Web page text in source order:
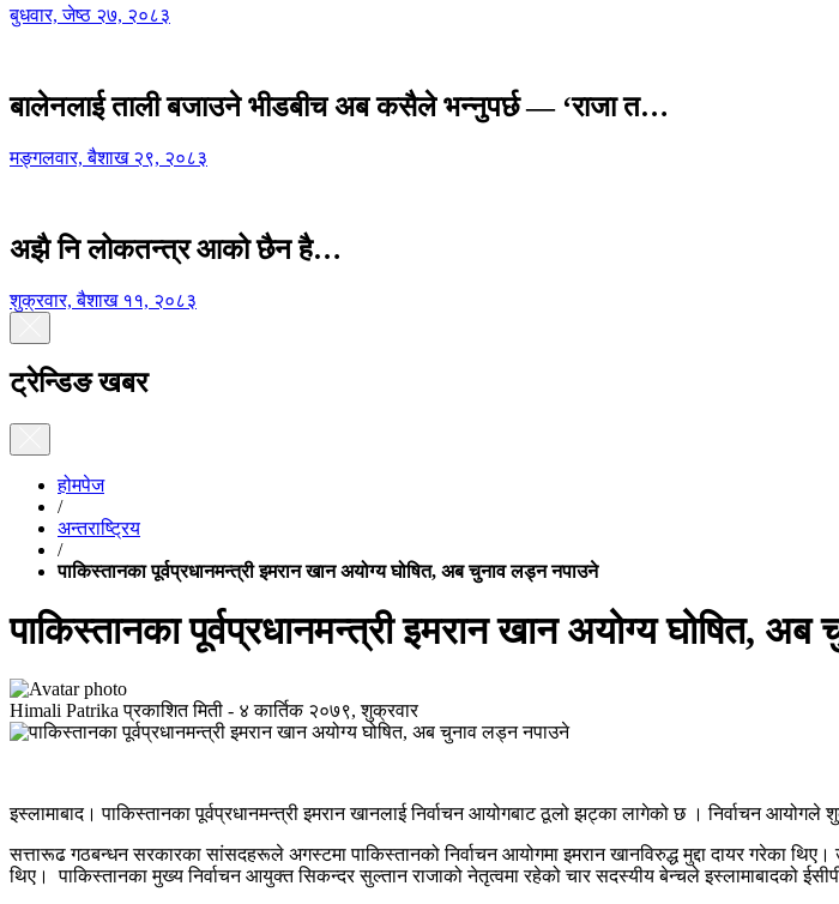
बुधवार, जेष्ठ २७, २०८३
बालेनलाई ताली बजाउने भीडबीच अब कसैले भन्नुपर्छ — ‘राजा त…
मङ्गलवार, बैशाख २९, २०८३
अझै नि लोकतन्त्र आको छैन है…
शुक्रवार, बैशाख ११, २०८३
ट्रेन्डिङ खबर
होमपेज
/
अन्तराष्ट्रिय
/
पाकिस्तानका पूर्वप्रधानमन्त्री इमरान खान अयोग्य घोषित, अब चुनाव लड्न नपाउने
पाकिस्तानका पूर्वप्रधानमन्त्री इमरान खान अयोग्य घोषित,
Himali Patrika प्रकाशित मिती - ४ कार्तिक २०७९, शुक्रवार
इस्लामाबाद। पाकिस्तानका पूर्वप्रधानमन्त्री इमरान खानलाई निर्वाचन आयोगबाट ठूलो झट्का लागेको छ । निर्वाचन आयोगले
सत्तारूढ गठबन्धन सरकारका सांसदहरूले अगस्टमा पाकिस्तानको निर्वाचन आयोगमा इमरान खानविरुद्ध मुद्दा दायर गरेका
थिए। पाकिस्तानका मुख्य निर्वाचन आयुक्त सिकन्दर सुल्तान राजाको नेतृत्वमा रहेको चार सदस्यीय बेन्चले इस्लामाबादको